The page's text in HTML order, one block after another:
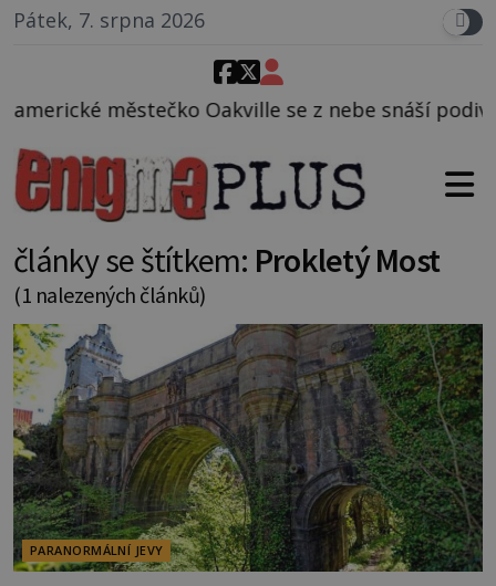
Pátek, 7. srpna 2026
Oakville se z nebe snáší podivná rosolovitá
články se štítkem: Prokletý Most
(1 nalezených článků)
PARANORMÁLNÍ JEVY